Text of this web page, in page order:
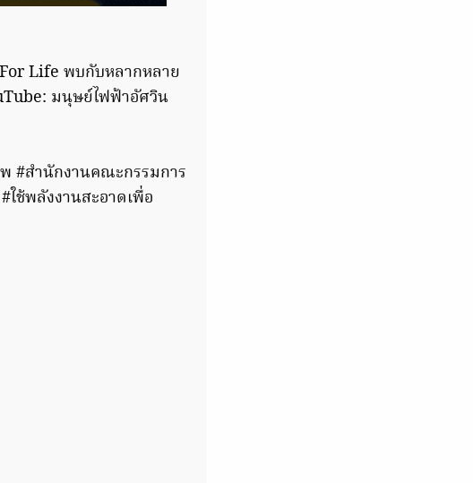
Life พบกับหลากหลาย
มนุษย์ไฟฟ้าอัศวิน
#สำนักงานคณะกรรมการ
ช้พลังงานสะอาดเพื่อ